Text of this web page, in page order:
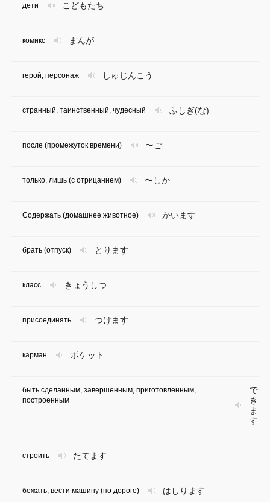
こどもたち
дети
まんが
комикс
しゅじんこう
герой, персонаж
ふしぎ(な)
странный, таинственный, чудесный
〜ご
после (промежуток времени)
〜しか
только, лишь (с отрицанием)
かいます
Содержать (домашнее животное)
とります
брать (отпуск)
きょうしつ
класс
つけます
присоединять
ポケット
карман
で
き
ま
す
быть сделанным, завершенным, приготовленным,
построенным
たてます
строить
はしります
бежать, вести машину (по дороге)